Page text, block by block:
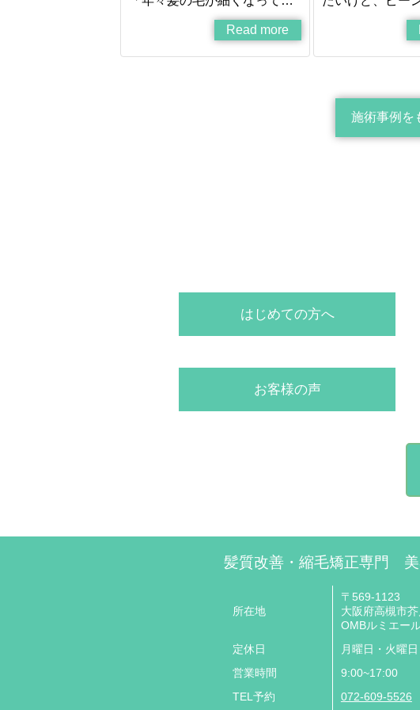
Read more
施術事例を
はじめての方へ
お客様の声
髪質改善・縮毛矯正専門 美
所在地
〒569-1123
大阪府高槻市
OMBルミエー
定休日
月曜日・火曜日
営業時間
9:00~17:00
TEL予約
072-609-5526